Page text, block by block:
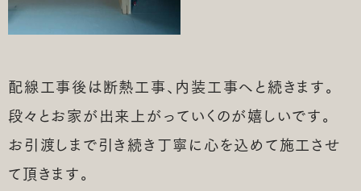
配線工事後は断熱工事、内装工事へと続きます。
段々とお家が出来上がっていくのが嬉しいです。
お引渡しまで引き続き丁寧に心を込めて施工させ
て頂きます。